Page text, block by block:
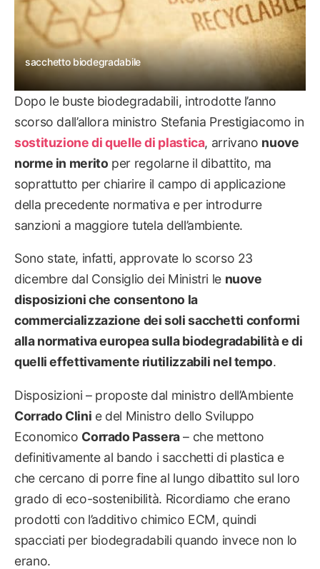
sacchetto biodegradabile
Dopo le buste biodegradabili, introdotte l’anno
scorso dall’allora ministro Stefania Prestigiacomo in
sostituzione di quelle di plastica, arrivano nuove
norme in merito per regolarne il dibattito, ma
soprattutto per chiarire il campo di applicazione
della precedente normativa e per introdurre
sanzioni a maggiore tutela dell’ambiente.
Sono state, infatti, approvate lo scorso 23
dicembre dal Consiglio dei Ministri le nuove
disposizioni che consentono la
commercializzazione dei soli sacchetti conformi
alla normativa europea sulla biodegradabilità e di
quelli effettivamente riutilizzabili nel tempo.
Disposizioni – proposte dal ministro dell’Ambiente
Corrado Clini e del Ministro dello Sviluppo
Economico Corrado Passera– che mettono
definitivamente al bando i sacchetti di plastica e
che cercano di porre fine al lungo dibattito sul loro
grado di eco-sostenibilità. Ricordiamo che erano
prodotti con l’additivo chimico ECM, quindi
spacciati per biodegradabili quando invece non lo
erano.